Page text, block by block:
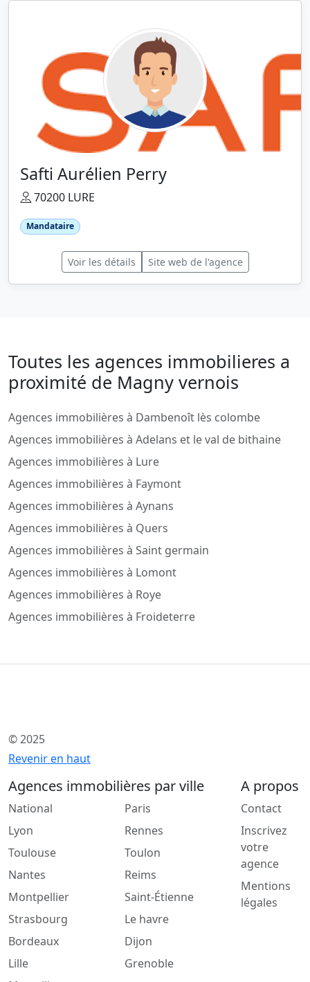
Safti Aurélien Perry
70200 LURE
Mandataire
Voir les détails Site web de l'agence
Toutes les agences immobilieres a
proximité de Magny vernois
Agences immobilières à Dambenoît lès colombe
Agences immobilières à Adelans et le val de bithaine
Agences immobilières à Lure
Agences immobilières à Faymont
Agences immobilières à Aynans
Agences immobilières à Quers
Agences immobilières à Saint germain
Agences immobilières à Lomont
Agences immobilières à Roye
Agences immobilières à Froideterre
© 2025
Revenir en haut
Agences immobilières par ville
National
Lyon
Toulouse
Nantes
Montpellier
Strasbourg
Bordeaux
Lille
Paris
Rennes
Toulon
Reims
Saint-Étienne
Le havre
Dijon
Grenoble
A propos
Contact
Inscrivez
votre
agence
Mentions
légales